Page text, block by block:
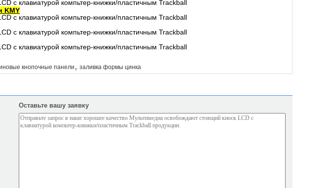
KMY
кнопочные панели , заливка формы цинка
Оставьте вашу заявку